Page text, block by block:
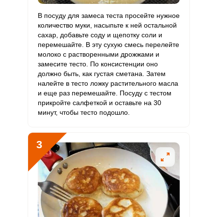
Кальций 164.2 мг 1000 мг 3.3 4.1
Кремний 11.2 мг 30 мг 7.4 9.3
Магний 207.4 мг 400 мг 10.3
Натрий 1246.4 мг
168.1 мг 500 мг
Хлор
Алюминий 92.1
Железо 8.2 мг 18 мг 9.1 11.4
Йод 5.7 мкг 150 мкг 0.8 1
В посуду для замеса теста просейте нужное
количество муки, насыпьте к ней остальной
сахар, добавьте соду и щепотку соли и
перемешайте. В эту сухую смесь перелейте
молоко с растворенными дрожжами и
замесите тесто. По консистенции оно
должно быть, как густая сметана. Затем
налейте в тесто ложку растительного масла
и еще раз перемешайте. Посуду с тестом
прикройте салфеткой и оставьте на 30
минут, чтобы тесто подошло.
3